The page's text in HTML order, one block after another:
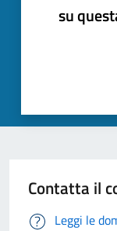
su
Contatta il
Leggi le